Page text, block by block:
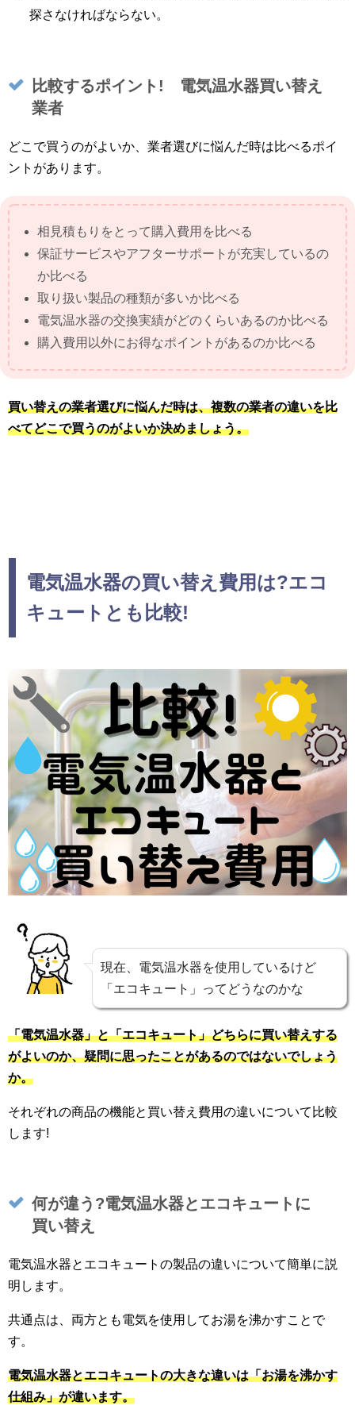
探さなければならない。
比較するポイント! 電気温水器買い替え
業者
どこで買うのがよいか、業者選びに悩んだ時は比べるポイ
ントがあります。
相見積もりをとって購入費用を比べる
保証サービスやアフターサポートが充実しているの
か比べる
取り扱い製品の種類が多いか比べる
電気温水器の交換実績がどのくらいあるのか比べる
購入費用以外にお得なポイントがあるのか比べる
買い替えの業者選びに悩んだ時は、複数の業者の違いを比
べてどこで買うのがよいか決めましょう。
電気温水器の買い替え費用は?エコ
キュートとも比較!
現在、電気温水器を使用しているけど
「エコキュート」ってどうなのかな
「電気温水器」と「エコキュート」どちらに買い替えする
がよいのか、疑問に思ったことがあるのではないでしょう
か。
それぞれの商品の機能と買い替え費用の違いについて比較
します!
何が違う?電気温水器とエコキュートに
買い替え
電気温水器とエコキュートの製品の違いについて簡単に説
明します。
共通点は、両方とも電気を使用してお湯を沸かすことで
す。
電気温水器とエコキュートの大きな違いは「お湯を沸かす
仕組み」が違います。